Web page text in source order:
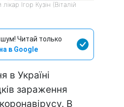
Ігор Кузін (Віталій
Читай только
в Google
в Україні
зараження
В